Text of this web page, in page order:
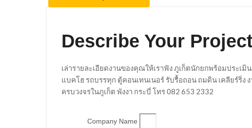
Describe Your
เล่ารายละเอียดงานของคุณให้เราฟัง ภูเก็ตนักยกพร้อมประเมิ
แบคโฮ รถบรรทุก ตู้คอนเทนเนอร์ รับรื้อถอน ถมดิน เคลียร์ริ่ง
ครบวงจรในภูเก็ต พังงา กระบี่ โทร 082 653 2332
Company Name